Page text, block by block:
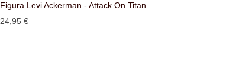
Figura Levi Ackerman - Attack On Titan
24,95 €